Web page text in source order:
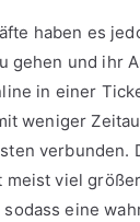
haben es
gehen und ihr
in einer
weniger
verbunden.
viel
eine